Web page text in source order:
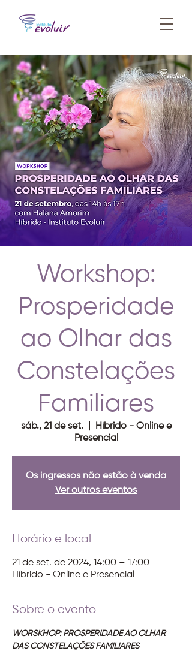
Workshop:
Prosperidade
ao Olhar das
Constelações
Familiares
sáb., 21 de set.
  |
Híbrido - Online e
Presencial
Os ingressos não estão à venda
Ver outros eventos
Horário e local
21 de set. de 2024, 14:00 – 17:00
Híbrido - Online e Presencial
Sobre o evento
WORSKHOP: PROSPERIDADE AO OLHAR
DAS CONSTELAÇÕES FAMILIARES